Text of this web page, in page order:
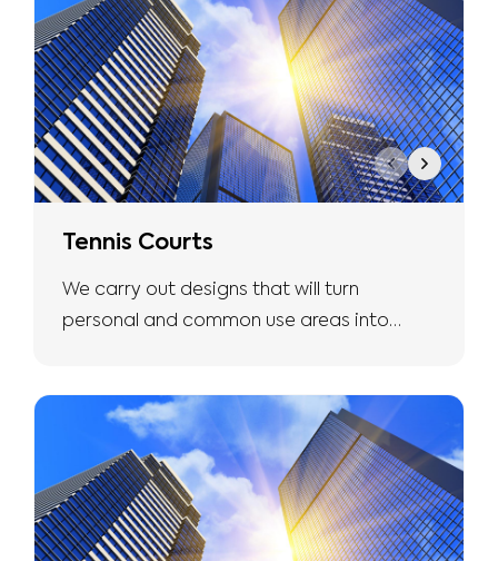
Tennis Courts
We carry out designs that will turn
personal and common use areas into